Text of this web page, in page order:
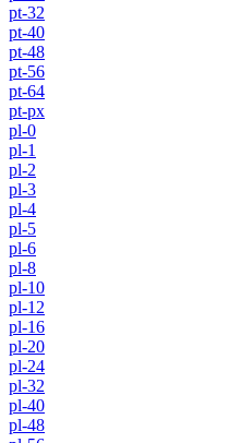
pt-32
pt-40
pt-48
pt-56
pt-64
pt-px
pl-0
pl-1
pl-2
pl-3
pl-4
pl-5
pl-6
pl-8
pl-10
pl-12
pl-16
pl-20
pl-24
pl-32
pl-40
pl-48